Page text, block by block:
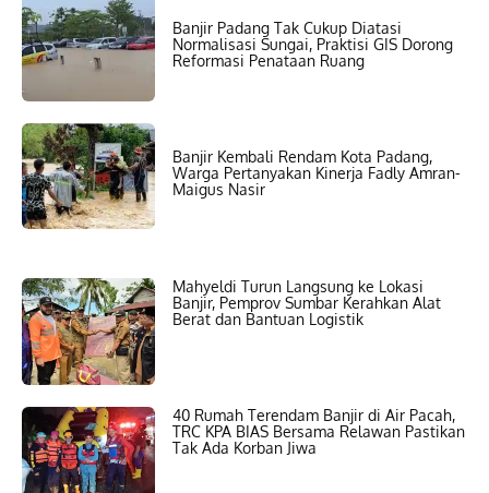
Banjir Padang Tak Cukup Diatasi
Normalisasi Sungai, Praktisi GIS Dorong
Reformasi Penataan Ruang
Banjir Kembali Rendam Kota Padang,
Warga Pertanyakan Kinerja Fadly Amran-
Maigus Nasir
Mahyeldi Turun Langsung ke Lokasi
Banjir, Pemprov Sumbar Kerahkan Alat
Berat dan Bantuan Logistik
40 Rumah Terendam Banjir di Air Pacah,
TRC KPA BIAS Bersama Relawan Pastikan
Tak Ada Korban Jiwa